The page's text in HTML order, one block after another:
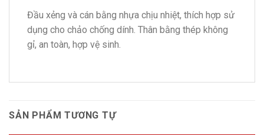
Đầu xẻng và cán bằng nhựa chịu nhiệt, thích hợp sử
dụng cho chảo chống dính. Thân bằng thép không
gỉ, an toàn, hợp vệ sinh.
SẢN PHẨM TƯƠNG TỰ